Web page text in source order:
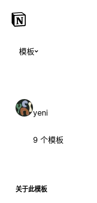
模板
yeni
9 个模板
关于此模板